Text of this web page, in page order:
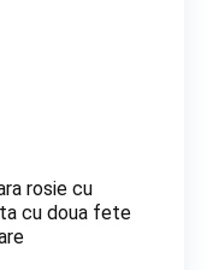
rosie cu
cu doua fete